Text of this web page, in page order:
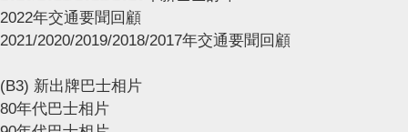
2022年交通要聞回顧
2021/2020/2019/2018/2017年交通要聞回顧
(B3) 新出牌巴士相片
80年代巴士相片